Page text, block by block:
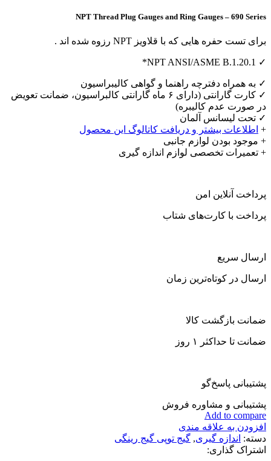
NPT Thread Plug Gauges and Ring Gauges – 690 Series
برای تست حفره هایی که با قلاویز NPT رزوه شده اند .
✓ NPT ANSI/ASME B.1.20.1*
✓ به همراه دفترچه راهنما و گواهی کالیبراسیون
✓ کارت گارانتی (دارای ۶ ماه گارانتی کالبراسیون، ضمانت تعویض
در صورت عدم کالیبره)
✓ تحت لیسانس آلمان
+ اطلاعات بیشتر و دریافت کاتالوگ این محصول
+ موجود بودن لوازم جانبی
+ تعمیرات تخصصی لوازم اندازه گیری
پرداخت آنلاین امن
پرداخت با کارت‌های شتاب
ارسال سریع
ارسال در کوتاه‌ترین زمان
ضمانت بازگشت کالا
ضمانت تا حداکثر ۱ روز
پشتیبانی پاسخ‌گو
پشتیبانی و مشاوره فروش
Add to compare
افزودن به علاقه مندی
دسته: اندازه گیری, گیج توپی گیج رینگی
اشتراک گذاری: